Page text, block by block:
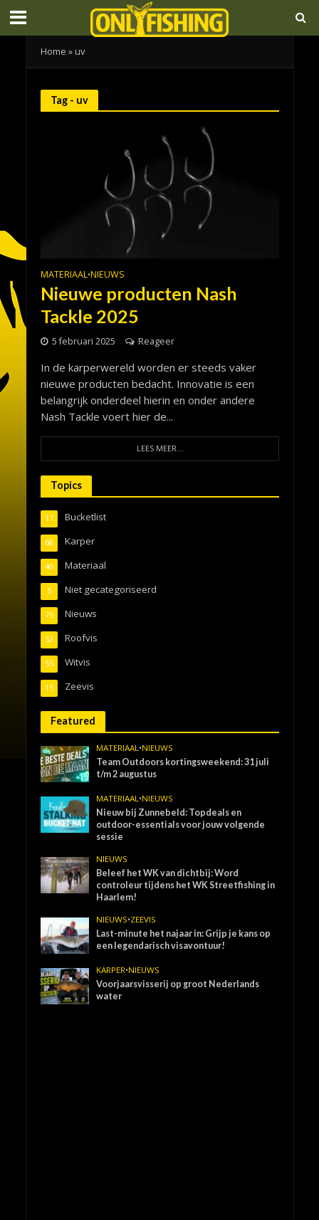
Home » uv
Tag - uv
MATERIAAL•NIEUWS
Nieuwe producten Nash
Tackle 2025
5 februari 2025 Reageer
In de karperwereld worden er steeds vaker
nieuwe producten bedacht. Innovatie is een
belangrijk onderdeel hierin en onder andere
Nash Tackle voert hier de...
LEES MEER...
Topics
Bucketlist
17
Karper
68
Materiaal
40
Niet gecategoriseerd
5
Nieuws
75
Roofvis
53
Witvis
55
Zeevis
15
Featured
MATERIAAL •NIEUWS
Team Outdoors kortingsweekend: 31 juli
t/m 2 augustus
MATERIAAL •NIEUWS
Nieuw bij Zunnebeld: Topdeals en
outdoor-essentials voor jouw volgende
sessie
NIEUWS
Beleef het WK van dichtbij: Word
controleur tijdens het WK Streetfishing in
Haarlem!
NIEUWS•ZEEVIS
Last-minute het najaar in: Grijp je kans op
een legendarisch visavontuur!
KARPER•NIEUWS
Voorjaarsvisserij op groot Nederlands
water